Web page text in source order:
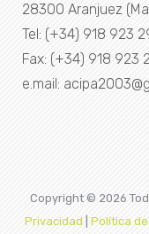
28300 Aranjuez
Tel: (+34) 918 923
Fax: (+34) 918 923
e.mail:
Copyright © 2026
Privacidad
Política